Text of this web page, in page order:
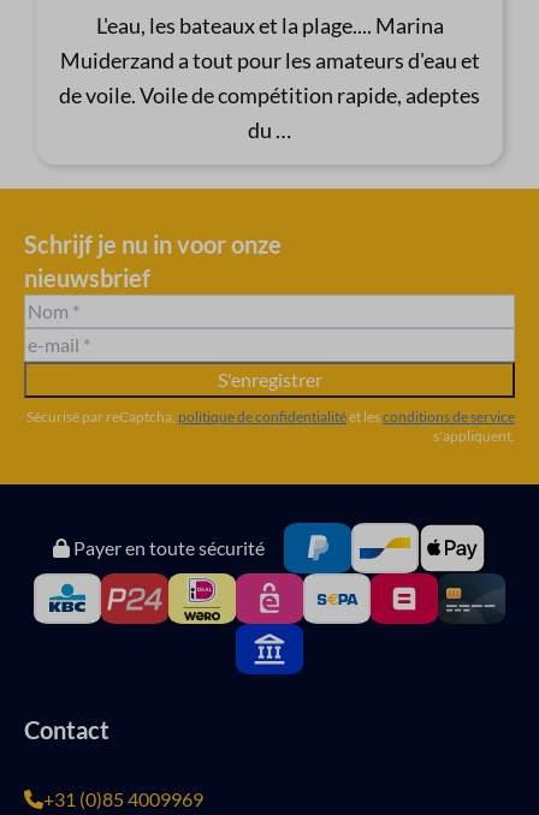
L'eau, les bateaux et la plage.... Marina
Muiderzand a tout pour les amateurs d'eau et
de voile. Voile de compétition rapide, adeptes
du …
Schrijf je nu in voor onze
nieuwsbrief
S'enregistrer
Sécurisé par reCaptcha, politique de confidentialitéet lesconditions de service
s'appliquent.
Payer en toute sécurité
Contact
+31 (0)85 4009969